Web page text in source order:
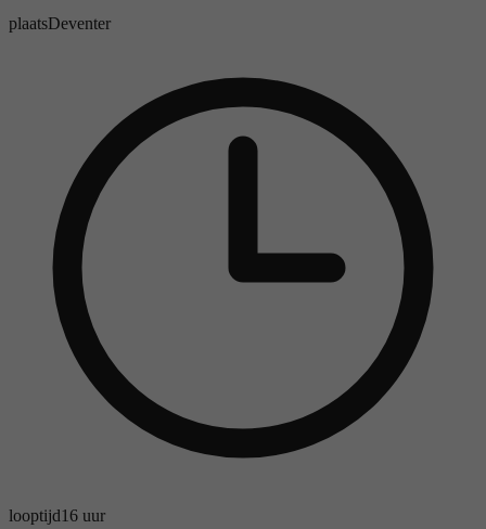
plaatsDeventer
looptijd16 uur